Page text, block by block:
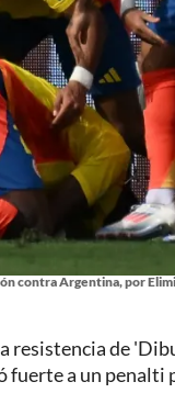
contra Argentina, por
resistencia de
fuerte a un